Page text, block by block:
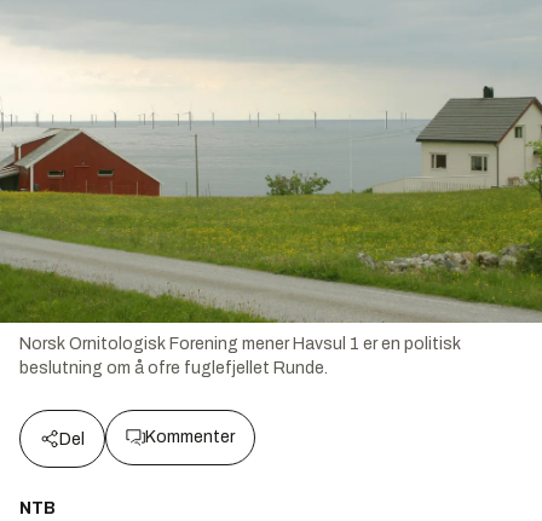
Norsk Ornitologisk Forening mener Havsul 1 er en politisk
beslutning om å ofre fuglefjellet Runde.
Del Kommenter
NTB